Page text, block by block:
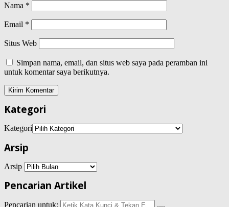
Nama *
Email *
Situs Web
Simpan nama, email, dan situs web saya pada peramban ini
untuk komentar saya berikutnya.
Kategori
Kategori
Arsip
Arsip
Pencarian Artikel
Pencarian untuk: